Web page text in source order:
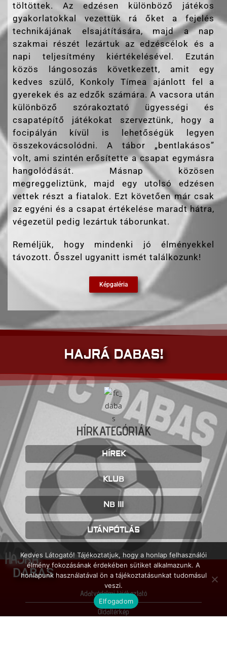
töltöttek. Az edzésen különböző játékos
gyakorlatokkal vezettük rá őket a fejelés
technikájának elsajátítására, majd a nap
szakmai részét lezártuk az edzéscélok és a
napi teljesítmény kiértékelésével. Ezután
közös lángosozás következett, amit egy
kedves szülő, Konkoly Tímea ajánlott fel a
gyerekek és az edzők számára. A vacsora után
különböző szórakoztató ügyességi és
csapatépítő játékokat szerveztünk, hogy a
focipályán kívül is lehetőségük legyen
összekovácsolódni. A tábor „bentlakásos”
volt, ami szintén erősítette a csapat egymásra
hangolódását. Másnap közösen
megreggeliztünk, majd egy utolsó edzésen
vettek részt a fiatalok. Ezt követően már csak
az egyéni és a csapat értékelése maradt hátra,
végezetül pedig lezártuk táborunkat.
Reméljük, hogy mindenki jó élményekkel
távozott. Ősszel ugyanitt ismét találkozunk!
Képgaléria
HAJRÁ DABAS!
HÍRKATEGÓRIÁK
HÍREK
KLUB
NB III
UTÁNPÓTLÁS
HAJRÁ
DABAS
Adatvédelmi tájékoztató
Oldaltérkép
Kedves Látogató! Tájékoztatjuk, hogy a honlap felhasználói
élmény fokozásának érdekében sütiket alkalmazunk. A
honlapunk használatával ön a tájékoztatásunkat tudomásul
veszi.
Elfogadom